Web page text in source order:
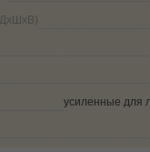
усиленные для